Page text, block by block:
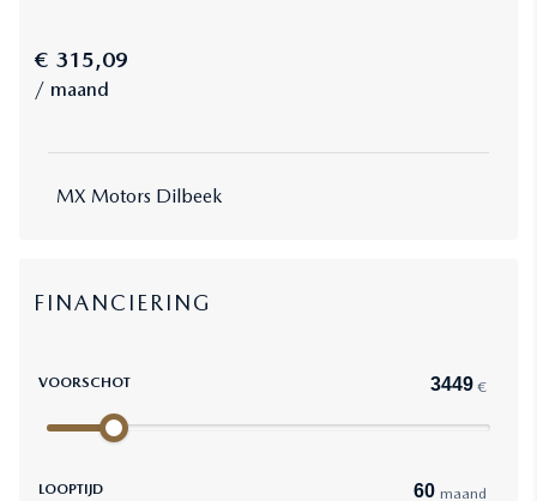
€ 315,09
/ maand
MX Motors Dilbeek
FINANCIERING
VOORSCHOT €
LOOPTIJD maand